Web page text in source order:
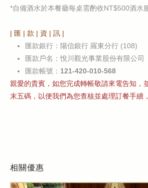
*自備酒水於本餐廳每桌需酌收NT$500酒水
| 匯 | 款 | 資 | 訊 |
匯款銀行：陽信銀行 羅東分行 (108)
匯款戶名：悅川觀光事業股份有限公司
匯款帳號： 121-420-010-568
親愛的貴賓，如您完成轉帳敬請來電告知，
末五碼，以便我們為您查核並處理訂餐手續
相關優惠